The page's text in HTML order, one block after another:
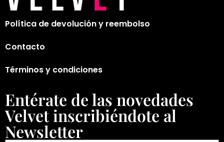
Política de devolución y reembolso
Contacto
Términos y condiciones
Entérate de las novedades
Velvet inscribiéndote al
Newsletter